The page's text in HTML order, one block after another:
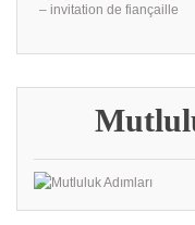
– invitation de fiançaille